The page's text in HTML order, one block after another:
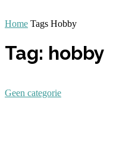
Home Tags Hobby
Tag: hobby
Geen categorie